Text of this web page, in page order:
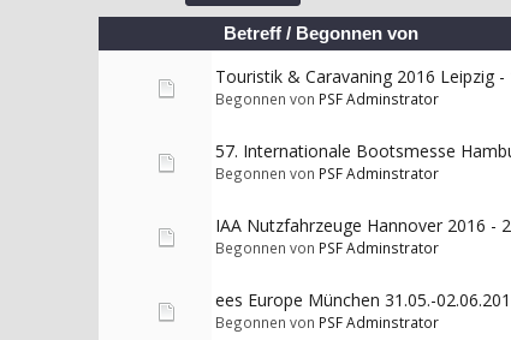
Betreff / Begonnen von
Touristik & Caravaning 2016 Leipzig -
Begonnen von PSF Adminstrator
57. Internationale Bootsmesse
Begonnen von PSF Adminstrator
IAA Nutzfahrzeuge Hannover 2016 -
Begonnen von PSF Adminstrator
ees Europe München 31.05.-
Begonnen von PSF Adminstrator